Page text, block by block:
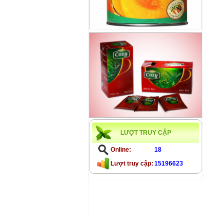
LƯỢT TRUY CẬP
Online:
18
Lượt truy cập: 15196623